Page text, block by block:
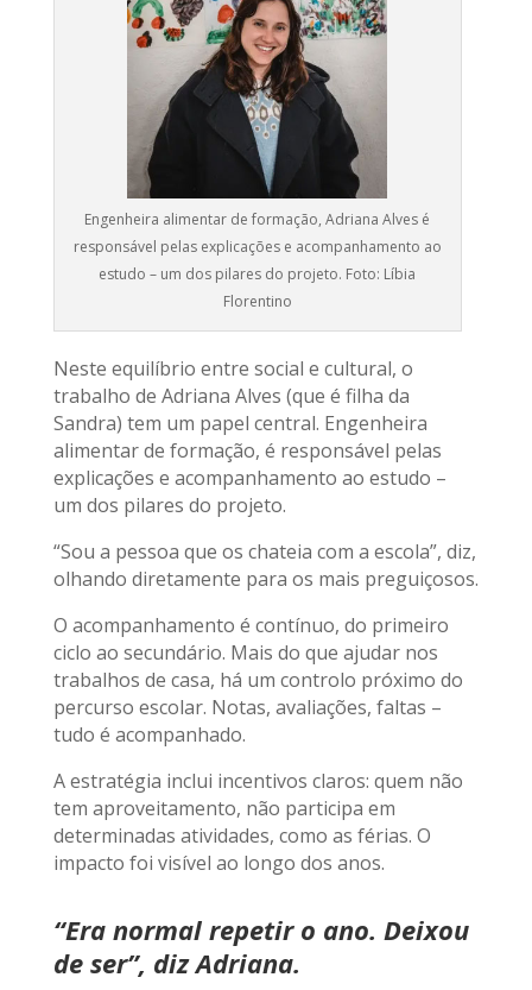
Engenheira alimentar de formação, Adriana Alves é
responsável pelas explicações e acompanhamento ao
estudo – um dos pilares do projeto. Foto: Líbia
Florentino
Neste equilíbrio entre social e cultural, o
trabalho de Adriana Alves (que é filha da
Sandra) tem um papel central. Engenheira
alimentar de formação, é responsável pelas
explicações e acompanhamento ao estudo –
um dos pilares do projeto.
“Sou a pessoa que os chateia com a escola”, diz,
olhando diretamente para os mais preguiçosos.
O acompanhamento é contínuo, do primeiro
ciclo ao secundário. Mais do que ajudar nos
trabalhos de casa, há um controlo próximo do
percurso escolar. Notas, avaliações, faltas –
tudo é acompanhado.
A estratégia inclui incentivos claros: quem não
tem aproveitamento, não participa em
determinadas atividades, como as férias. O
impacto foi visível ao longo dos anos.
“Era normal repetir o ano. Deixou
de ser”, diz Adriana.